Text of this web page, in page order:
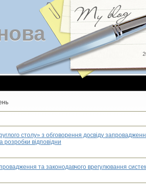
столу» з обговорення досвіду
розробки відповідни
та законодавчого врегулювання